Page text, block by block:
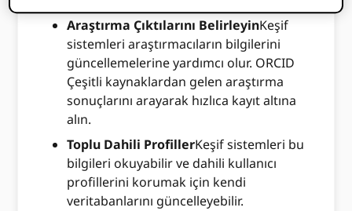
Araştırma Çıktılarını BelirleyinKeşif
sistemleri araştırmacıların bilgilerini
güncellemelerine yardımcı olur. ORCID
Çeşitli kaynaklardan gelen araştırma
sonuçlarını arayarak hızlıca kayıt altına
alın.
Toplu Dahili ProfillerKeşif sistemleri bu
bilgileri okuyabilir ve dahili kullanıcı
profillerini korumak için kendi
veritabanlarını güncelleyebilir.